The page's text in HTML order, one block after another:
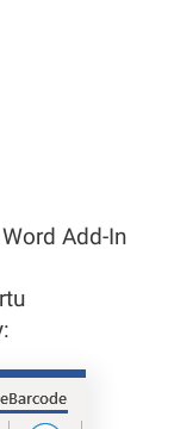
Add-In